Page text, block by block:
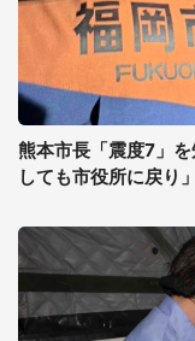
熊本市長「震度7」
しても市役所に戻り